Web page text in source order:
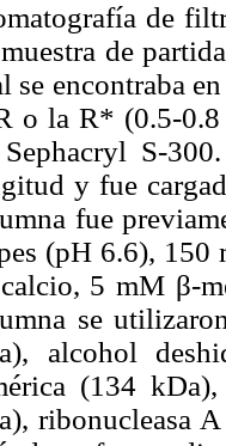
de
de
se encontraba
o la R* (0.5-0.8
S-
y fue
fue
(pH 6.6),
5 mM β-
se
alcohol
(134
ribonucleasa